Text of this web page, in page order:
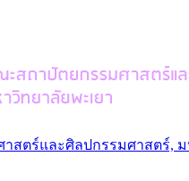
สตร์และศิลปกรรมศาสตร์,